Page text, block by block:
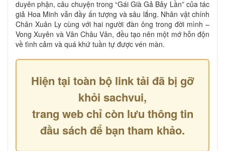
duyên phận, câu chuyện trong “Gái Già Gả Bảy Lần” của tác
giả Hoa Minh vẫn đầy ấn tượng và sâu lắng. Nhân vật chính
Chân Xuân Ly cùng với hai người đàn ông trong đời mình –
Vong Xuyên và Vân Châu Vân, đều tạo nên một mớ hỗn độn
về tình cảm và quá khứ tuần tự được vén màn.
Hiện tại toàn bộ link tải đã bị gỡ
khỏi sachvui,
trang web chỉ còn lưu thông tin
đầu sách để bạn tham khảo.